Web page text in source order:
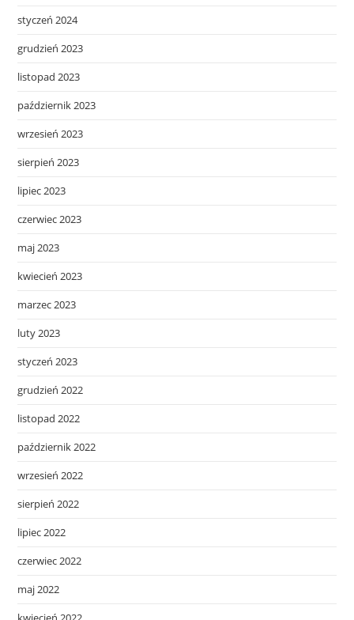
styczeń 2024
grudzień 2023
listopad 2023
październik 2023
wrzesień 2023
sierpień 2023
lipiec 2023
czerwiec 2023
maj 2023
kwiecień 2023
marzec 2023
luty 2023
styczeń 2023
grudzień 2022
listopad 2022
październik 2022
wrzesień 2022
sierpień 2022
lipiec 2022
czerwiec 2022
maj 2022